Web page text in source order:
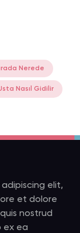
Nerede
Nasıl Gidilir
elit,
et dolore
nostrud
ex ea